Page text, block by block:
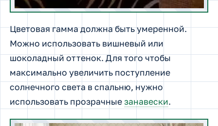
Цветовая гамма должна быть умеренной.
Можно использовать вишневый или
шоколадный оттенок. Для того чтобы
максимально увеличить поступление
солнечного света в спальню, нужно
использовать прозрачныезанавески.